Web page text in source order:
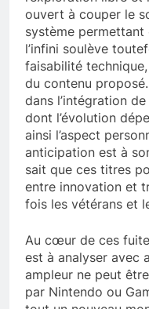
ouvert à couper le
système permettant
l’infini soulève
faisabilité
du contenu
dans l’intégration de
dont l’évolution
ainsi l’aspect
anticipation est à
sait que ces titres
entre innovation et
fois les vétérans et
Au cœur de ces
est à analyser avec
ampleur ne peut
par Nintendo ou